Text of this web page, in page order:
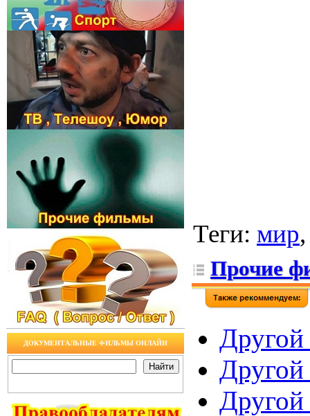
ДОКУМЕНТАЛЬНЫЕ ФИЛЬМЫ ОНЛАЙН
Теги: мир
Прочие
Другой